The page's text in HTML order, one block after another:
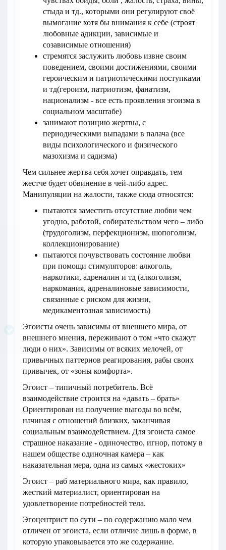
стыда и тд., которыми они регулируют своё
вымогание хотя бы внимания к себе (строят
любовные адикции, зависимые и
созависимые отношения)
стремятся заслужить любовь извне своим
поведением, своими достижениями, своими
героическим и патриотическими поступками
и тд(героизм, патриотизм, фанатизм,
национализм - все есть проявления эгоизма в
социальном масштабе)
занимают позицию жертвы, с
периодическими выпадами в палача (все
виды психологического и физического
мазохизма и садизма)
Чем сильнее жертва себя хочет оправдать, тем
жестче будет обвинение в чей-либо адрес.
Манипуляции на жалости, также сюда относятся:
пытаются заместить отсутствие любви чем
угодно, работой, собирательством чего – либо
(трудоголизм, перфекционизм, шопоголизм,
коллекционирование)
пытаются почувствовать состояние любви
при помощи стимуляторов: алкоголь,
наркотики, адреналин и тд (алкоголизм,
наркомания, адреналиновые зависимости,
связанные с риском для жизни,
медикаментозная зависимость)
Эгоисты очень зависимы от внешнего мира, от
внешнего мнения, переживают о том »что скажут
люди о них». Зависимы от всяких мелочей, от
привычных паттернов реагирования, рабы своих
привычек, от «зоны комфорта».
Эгоист – типичный потребитель. Всё
взаимодействие строится на «давать – брать»
Ориентирован на получение выгоды во всём,
начиная с отношений близких, заканчивая
социальным взаимодействием. Для эгоиста самое
страшное наказание - одиночество, игнор, потому в
нашем обществе одиночная камера – как
наказательная мера, одна из самых «жестоких»
Эгоист – раб материального мира, как правило,
жесткий материалист, ориентирован на
удовлетворение потребностей тела.
Эгоцентрист по сути – по содержанию мало чем
отличен от эгоиста, если отличие лишь в форме, в
которую упаковывается это же содержание.